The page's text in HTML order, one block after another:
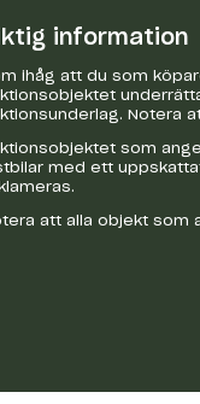
information
ihåg att du som
Notera
som
med ett
att alla objekt som